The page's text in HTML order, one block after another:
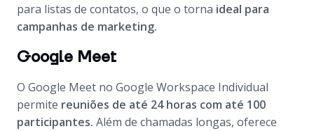
para listas de contatos, o que o torna ideal para
campanhas de marketing.
Google Meet
O Google Meet no Google Workspace Individual
permite reuniões de até 24 horas com até 100
participantes. Além de chamadas longas, oferece